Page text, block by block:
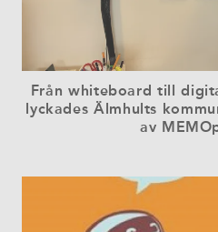
Från whiteboard till
lyckades Älmhults
av